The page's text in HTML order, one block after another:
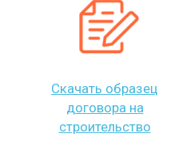
Скачать образец
договора на
строительство